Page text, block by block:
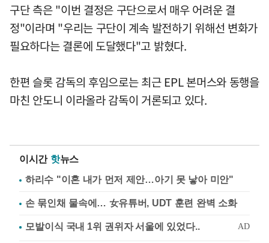
구단 측은 "이번 결정은 구단으로서 매우 어려운 결
정"이라며 "우리는 구단이 계속 발전하기 위해선 변화가
필요하다는 결론에 도달했다"고 밝혔다.
한편 슬롯 감독의 후임으로는 최근 EPL 본머스와 동행을
마친 안도니 이라올라 감독이 거론되고 있다.
이시간 핫뉴스
하리수 "이혼 내가 먼저 제안…아기 못 낳아 미안"
손 묶인채 물속에… 女유튜버, UDT 훈련 완벽 소화